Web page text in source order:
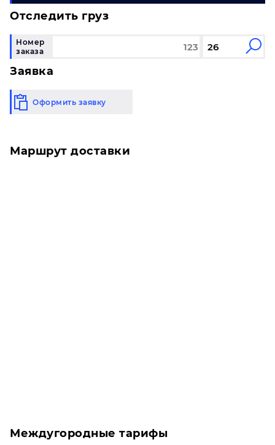
Отследить груз
Номер
заказа
Заявка
Оформить заявку
Маршрут доставки
Междугородные тарифы